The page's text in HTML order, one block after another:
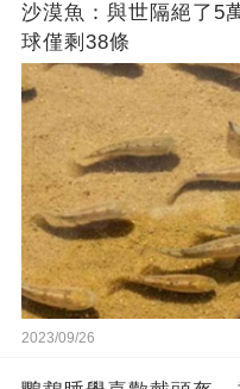
沙漠魚：與世隔絕了5
球僅剩38條
2023/09/26